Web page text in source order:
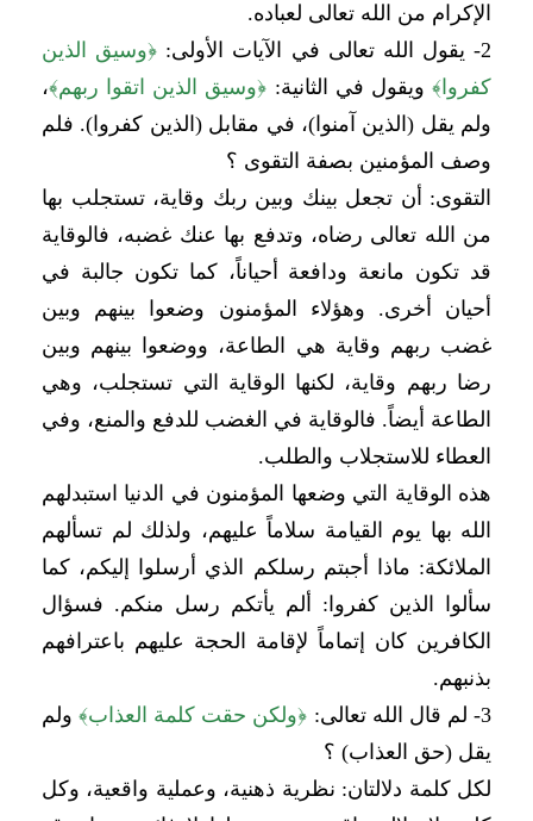
الإكرام من الله تعالى لعباده.
2- يقول الله تعالى في الآيات الأولى:
﴿وسيق الذين
كفروا ﴾ويقول في الثانية: ﴿وسيق الذين اتقوا ربهم﴾،
ولم يقل (الذين آمنوا)، في مقابل (الذين كفروا). فلم
وصف المؤمنين بصفة التقوى ؟
التقوى: أن تجعل بينك وبين ربك وقاية، تستجلب بها
من الله تعالى رضاه، وتدفع بها عنك غضبه، فالوقاية
قد تكون مانعة ودافعة أحياناً، كما تكون جالبة في
أحيان أخرى. وهؤلاء المؤمنون وضعوا بينهم وبين
غضب ربهم وقاية هي الطاعة، ووضعوا بينهم وبين
رضا ربهم وقاية، لكنها الوقاية التي تستجلب، وهي
الطاعة أيضاً. فالوقاية في الغضب للدفع والمنع، وفي
العطاء للاستجلاب والطلب.
هذه الوقاية التي وضعها المؤمنون في الدنيا استبدلهم
الله بها يوم القيامة سلاماً عليهم، ولذلك لم تسألهم
الملائكة: ماذا أجبتم رسلكم الذي أرسلوا إليكم، كما
سألوا الذين كفروا: ألم يأتكم رسل منكم. فسؤال
الكافرين كان إتماماً لإقامة الحجة عليهم باعترافهم
بذنبهم.
3- لم قال الله تعالى:
﴿ولكن حقت كلمة العذاب﴾ولم
يقل (حق العذاب) ؟
لكل كلمة دلالتان: نظرية ذهنية، وعملية واقعية، وكل